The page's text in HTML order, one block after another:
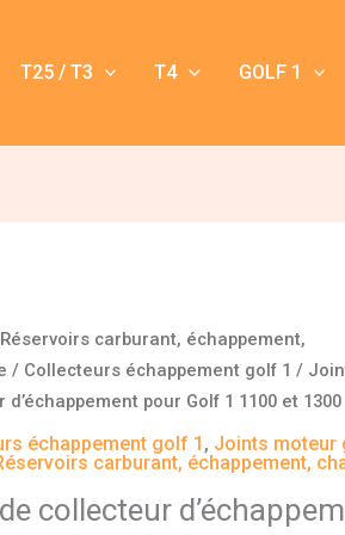
T25 / T3 T4 GOLF 1
Réservoirs carburant, échappement,
/ Collecteurs échappement golf 1 /
d’échappement pour Golf 1 1100 et 1300
échappement golf 1 , Joints moteur
carburant, échappement,
collecteur